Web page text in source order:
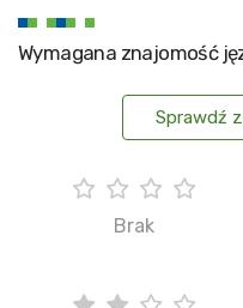
Wymagana znajomość
Sprawdź
Brak